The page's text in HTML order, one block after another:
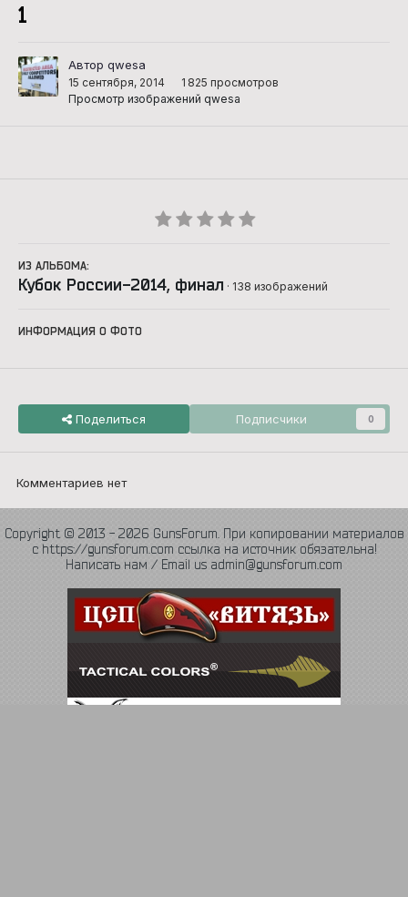
1
Автор qwesa
15 сентября, 2014
1 825 просмотров
Просмотр изображений qwesa
ИЗ АЛЬБОМА:
Кубок России-2014, финал · 138 изображений
ИНФОРМАЦИЯ О ФОТО
Поделиться Подписчики 0
Комментариев нет
Copyright © 2013 - 2026 GunsForum. При копировании материалов
с https://gunsforum.com ссылка на источник обязательна!
Написать нам / Email us admin@gunsforum.com